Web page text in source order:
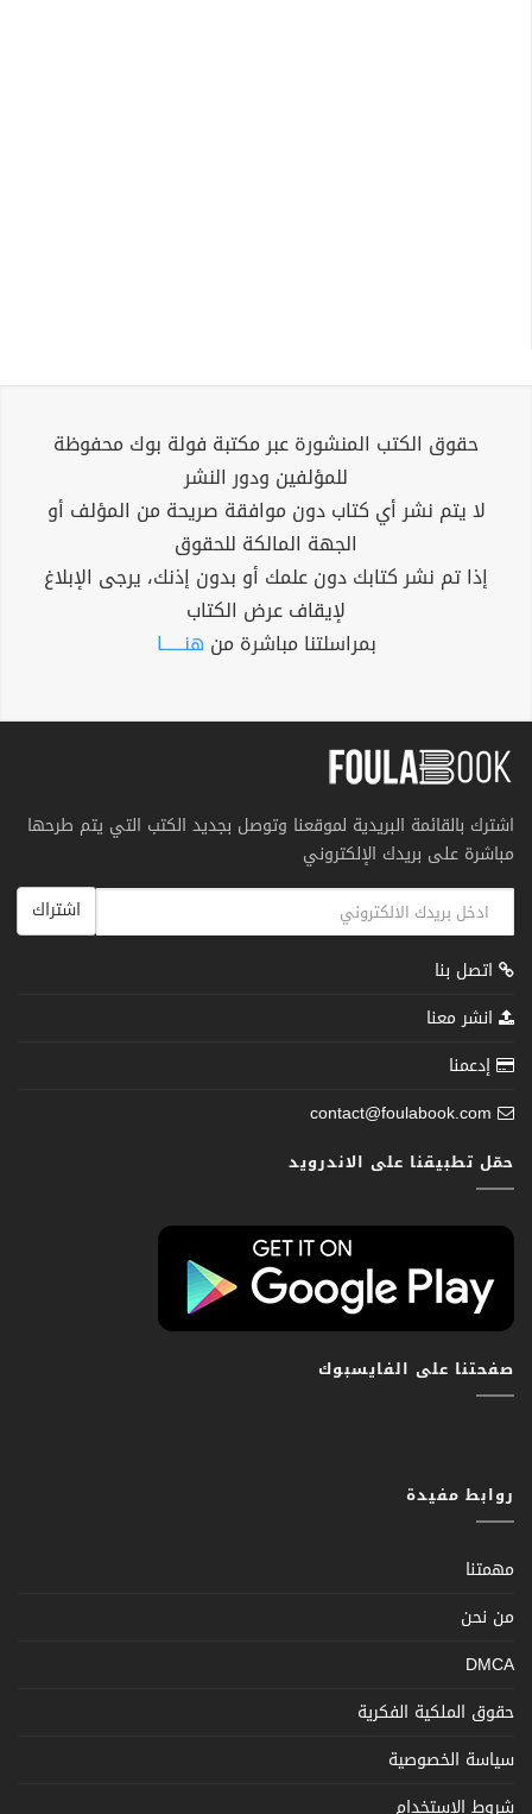
حقوق الكتب المنشورة عبر مكتبة فولة بوك محفوظة
للمؤلفين ودور النشر
لا يتم نشر أي كتاب دون موافقة صريحة من المؤلف أو
الجهة المالكة للحقوق
إذا تم نشر كتابك دون علمك أو بدون إذنك، يرجى الإبلاغ
لإيقاف عرض الكتاب
بمراسلتنا مباشرة من هنــــــا
اشترك بالقائمة البريدية لموقعنا وتوصل بجديد الكتب التي يتم طرحها
مباشرة على بريدك الإلكتروني
اشتراك
اتصل بنا
انشر معنا
إدعمنا
contact@foulabook.com
حمّل تطبيقنا على الاندرويد
صفحتنا على الفايسبوك
روابط مفيدة
مهمتنا
من نحن
DMCA
حقوق الملكية الفكرية
سياسة الخصوصية